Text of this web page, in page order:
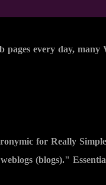
every day,
for Really
(blogs)."